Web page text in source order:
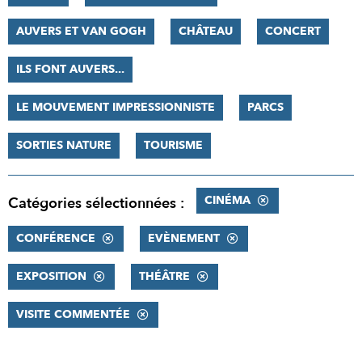
AUVERS ET VAN GOGH CHÂTEAU CONCERT
ILS FONT AUVERS...
LE MOUVEMENT IMPRESSIONNISTE PARCS
SORTIES NATURE TOURISME
Catégories sélectionnées : CINÉMA
CONFÉRENCE EVÈNEMENT
EXPOSITION THÉÂTRE
VISITE COMMENTÉE